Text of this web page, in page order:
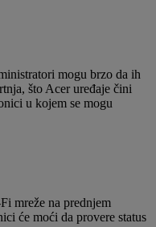
mogu brzo da ih
što Acer uređaje čini
u kojem se mogu
mreže na prednjem
će moći da provere status